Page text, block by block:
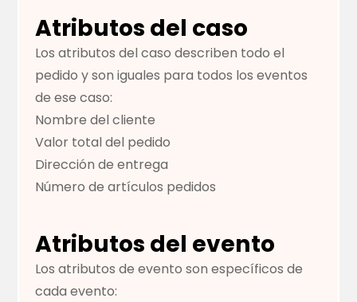
Atributos del caso
Los atributos del caso describen todo el
pedido y son iguales para todos los eventos
de ese caso:
Nombre del cliente
Valor total del pedido
Dirección de entrega
Número de artículos pedidos
Atributos del evento
Los atributos de evento son específicos de
cada evento: